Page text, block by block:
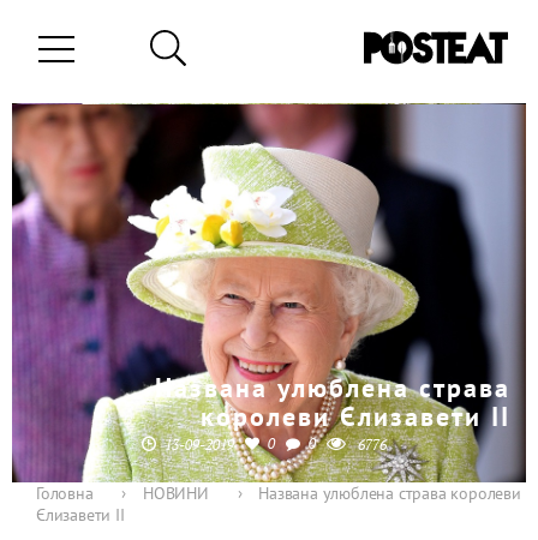
Названа улюблена страва
королеви Єлизавети II
13-09-2019 0 0 6776
Головна › НОВИНИ ›
Названа улюблена страва королеви
Єлизавети II